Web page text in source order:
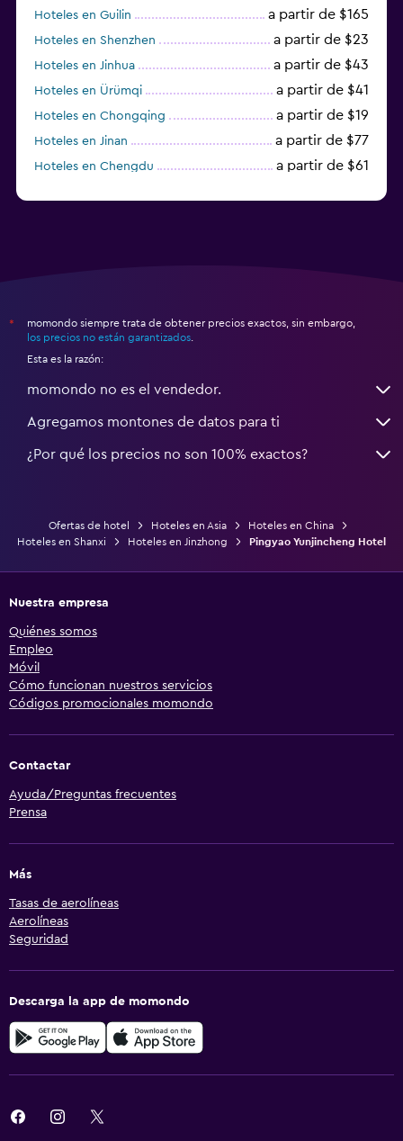
Hoteles en Guilin a partir de $165
Hoteles en Shenzhen a partir de $23
Hoteles en Jinhua a partir de $43
Hoteles en Ürümqi a partir de $41
Hoteles en Chongqing a partir de $19
Hoteles en Jinan a partir de $77
Hoteles en Chengdu a partir de $61
*
momondo siempre trata de obtener precios exactos, sin embargo,
los precios no están garantizados
Esta es la razón:
momondo no es el vendedor.
Agregamos montones de datos para ti
¿Por qué los precios no son 100% exactos?
Ofertas de hotel Hoteles en Asia
Hoteles en China
Hoteles en Shanxi
Hoteles en Jinzhong Pingyao Yunjincheng Hotel
Nuestra empresa
Quiénes somos
Empleo
Móvil
Cómo funcionan nuestros servicios
Códigos promocionales momondo
Contactar
Ayuda/Preguntas frecuentes
Prensa
Más
Tasas de aerolíneas
Aerolíneas
Seguridad
Descarga la app de momondo